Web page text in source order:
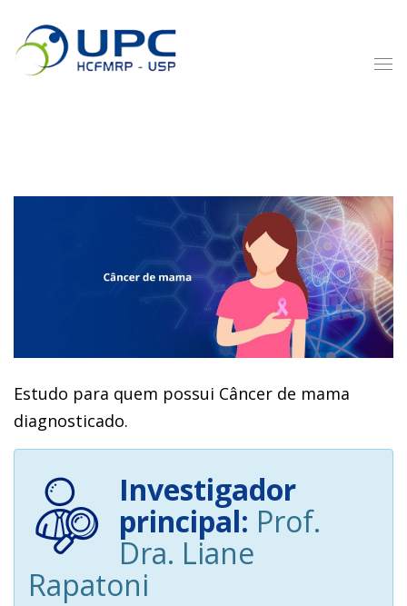
Estudo para quem possui Câncer de mama
diagnosticado.
Investigador
principal: Prof.
Dra. Liane
Rapatoni